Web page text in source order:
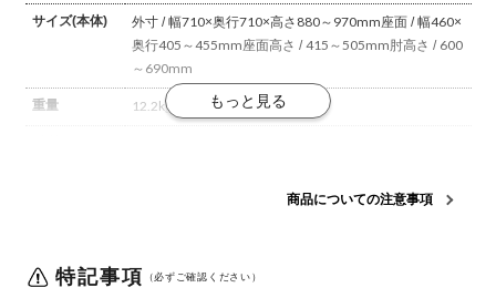
サイズ(本体)
外寸 / 幅710×奥行710×高さ880～970mm座面 / 幅460×
奥行405～455mm座面高さ / 415～505mm肘高さ / 600
～690mm
重量 12.2kg
強化ナイロン 【脚】 脚 / 強化ナイ
肘 L型肘
商品についての注意事項
特記事項 （必ずご確認ください）